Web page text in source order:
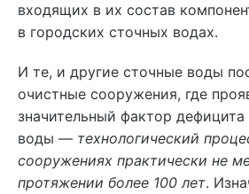
входящих в их состав
в городских сточных водах.
И те, и другие сточные воды
очистные сооружения, где
значительный фактор
воды — технологический
сооружениях практически не
протяжении более 100 лет.